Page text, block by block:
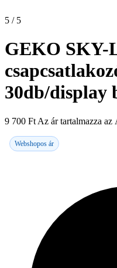
5 / 5
GEKO SKY-
30db/display
9 700 Ft Az ár tartalmazza az
Webshopos ár